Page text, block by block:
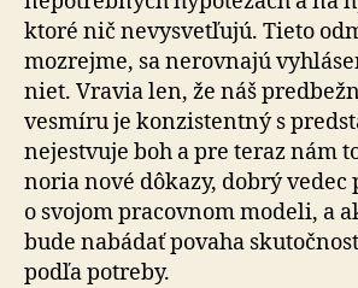
ktoré nič nevysvetľujú. Tieto
mo­zrej­me, sa nerovnajú
niet. Vravia len, že náš
vesmíru je konzistentný s
nejestvuje boh a pre teraz nám
no­ria nové dôkazy, dobrý vedec
o svojom pra­cov­nom modeli, a
bude nabádať povaha
podľa potreby.